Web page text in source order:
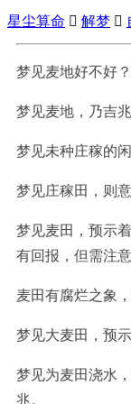
星尘算命  解梦 
梦见麦地好不好
梦见麦地，乃吉
梦见未种庄稼的
梦见庄稼田，则
梦见麦田，预示
有回报，但需注意
麦田有腐烂之象
梦见大麦田，预
梦见为麦田浇水
兆。